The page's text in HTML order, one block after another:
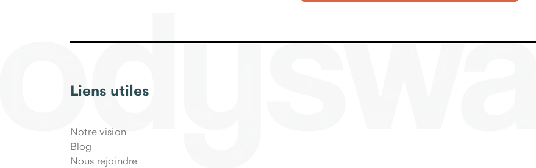
Liens utiles
Notre vision
Blog
Nous rejoindre